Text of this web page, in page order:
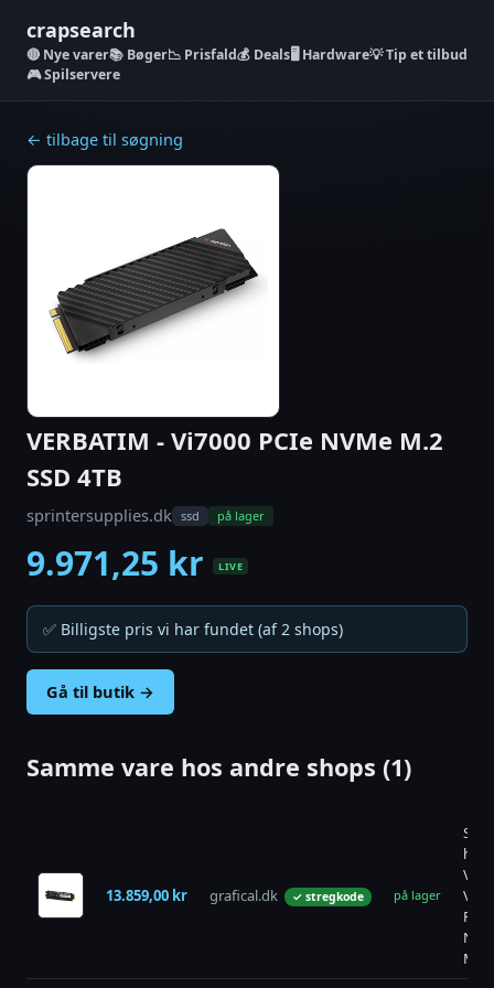
crapsearch
Nye varer📚 Bøger📉 Prisfald💰 Deals🖥️ Hardware💡 Tip et tilbud
🎮 Spilservere
← tilbage til søgning
VERBATIM - Vi7000 PCIe NVMe M.2
SSD 4TB
sprintersupplies.dk ssd på lager
9.971,25 kr LIVE
✅ Billigste pris vi har fundet (af 2 shops)
Gå til butik →
Samme vare hos andre shops (1)
13.859,00 kr grafical.dk ✓ stregkode på lager
SSD
M.2